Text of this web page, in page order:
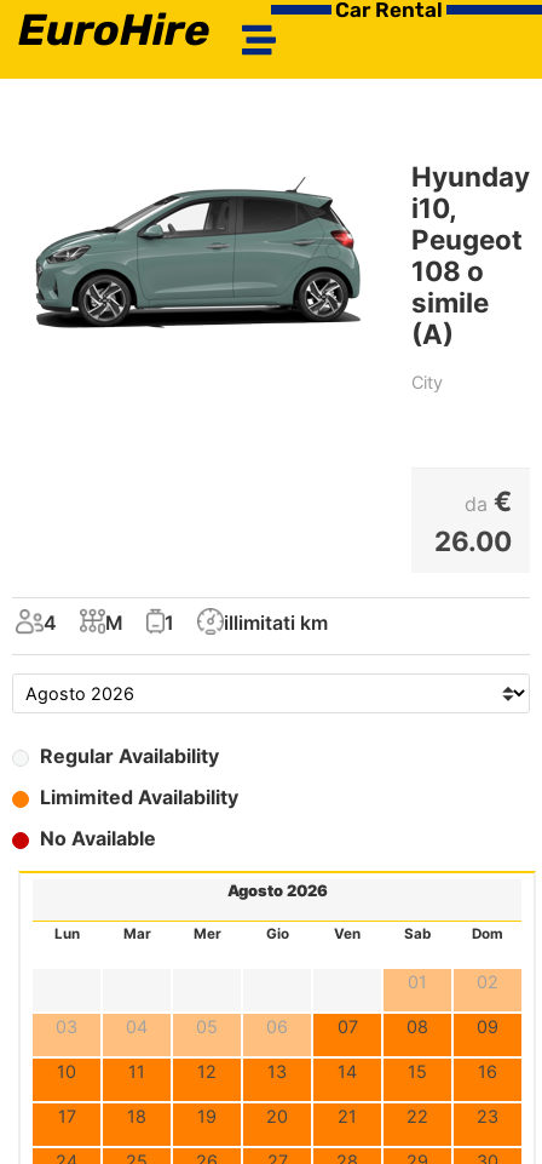
EuroHire Car Rental
Hyunday
i10,
Peugeot
108 o
simile
(A)
City
da €
26.00
4 M 1 illimitati km
Regular Availability
Limimited Availability
No Available
Agosto 2026
Lun Mar Mer Gio Ven Sab Dom
01 02
03 04 05 06 07 08 09
10 11 12 13 14 15 16
17 18 19 20 21 22 23